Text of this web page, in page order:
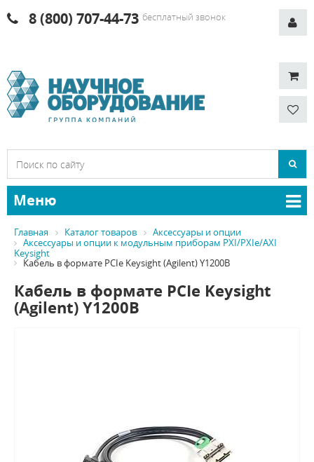
8 (800) 707-44-73 бесплатный звонок
Меню
Главная Каталог товаров
Аксессуары и опции
Аксессуары и опции к модульным приборам PXI/PXIe/AXI
Keysight
Кабель в формате PCIe Keysight (Agilent) Y1200B
Кабель в формате PCIe Keysight
(Agilent) Y1200B